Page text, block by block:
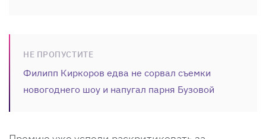
НЕ ПРОПУСТИТЕ
Филипп Киркоров едва не сорвал съемки
новогоднего шоу и напугал парня Бузовой